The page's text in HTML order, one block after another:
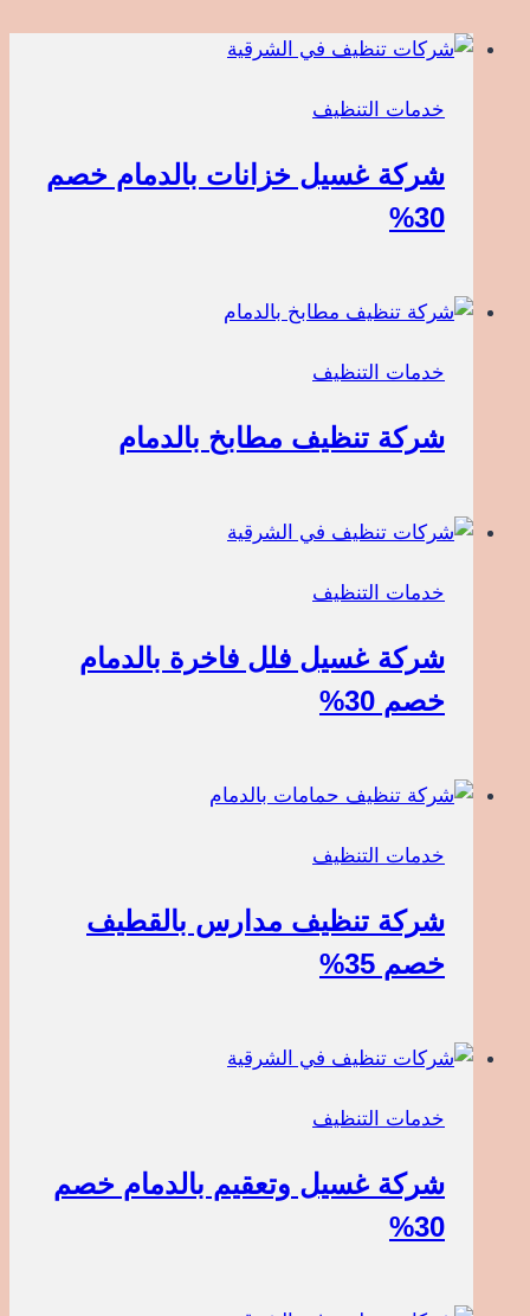
خدمات التنظيف
شركة غسيل خزانات بالدمام خصم
30%
خدمات التنظيف
شركة تنظيف مطابخ بالدمام
خدمات التنظيف
شركة غسيل فلل فاخرة بالدمام
خصم 30%
خدمات التنظيف
شركة تنظيف مدارس بالقطيف
خصم 35%
خدمات التنظيف
شركة غسيل وتعقيم بالدمام خصم
30%